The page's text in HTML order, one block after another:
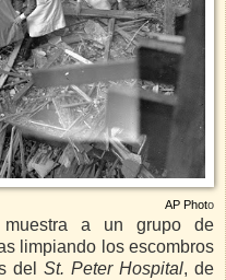
AP Photo
muestra a un grupo de
limpiando los escombros
del St. Peter Hospital, de